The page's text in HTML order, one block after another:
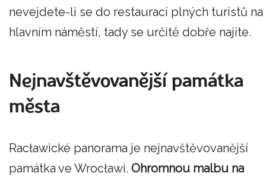
nevejdete-li se do restaurací plných turistů na
hlavním náměstí, tady se určitě dobře najíte.
Nejnavštěvovanější památka
města
Racławické panorama je nejnavštěvovanější
památka ve Wrocławi. Ohromnou malbu na